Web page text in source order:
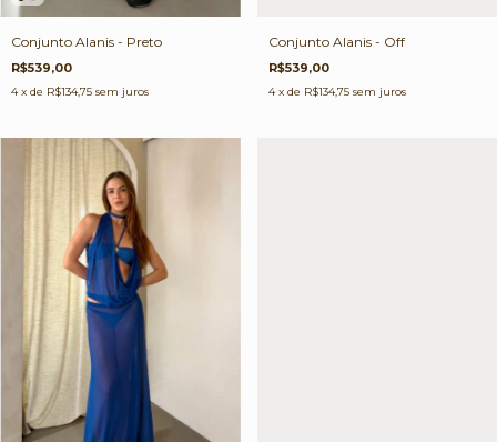
Conjunto Alanis - Preto
R$539,00
4 x de R$134,75 sem juros
Conjunto Alanis - Off
R$539,00
4 x de R$134,75 sem juros